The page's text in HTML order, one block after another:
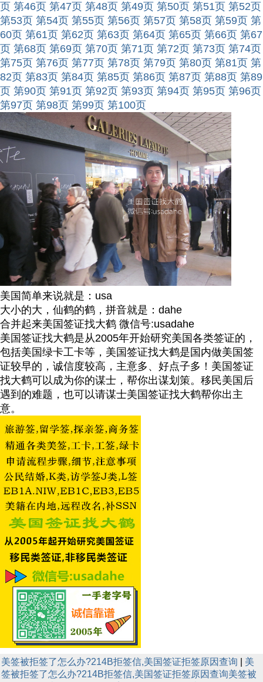
页 第46页 第47页 第48页 第49页 第50页 第51页 第52页
第53页 第54页 第55页 第56页 第57页 第58页 第59页 第
60页 第61页 第62页 第63页 第64页 第65页 第66页 第67
页 第68页 第69页 第70页 第71页 第72页 第73页 第74页
第75页 第76页 第77页 第78页 第79页 第80页 第81页 第
82页 第83页 第84页 第85页 第86页 第87页 第88页 第89
页 第90页 第91页 第92页 第93页 第94页 第95页 第96页
第97页 第98页 第99页 第100页
美国简单来说就是：usa
大小的大，仙鹤的鹤，拼音就是：dahe
合并起来美国签证找大鹤 微信号:usadahe
美国签证找大鹤是从2005年开始研究美国各类签证的，
包括美国绿卡工卡等，美国签证找大鹤是国内做美国签
证较早的，诚信度较高，主意多、好点子多！美国签证
找大鹤可以成为你的谋士，帮你出谋划策。移民美国后
遇到的难题，也可以请谋士美国签证找大鹤帮你出主
意。
美签被拒签了怎么办?214B拒签信,美国签证拒签原因查询
美
签被拒签了怎么办?214B拒签信,美国签证拒签原因查询美签被